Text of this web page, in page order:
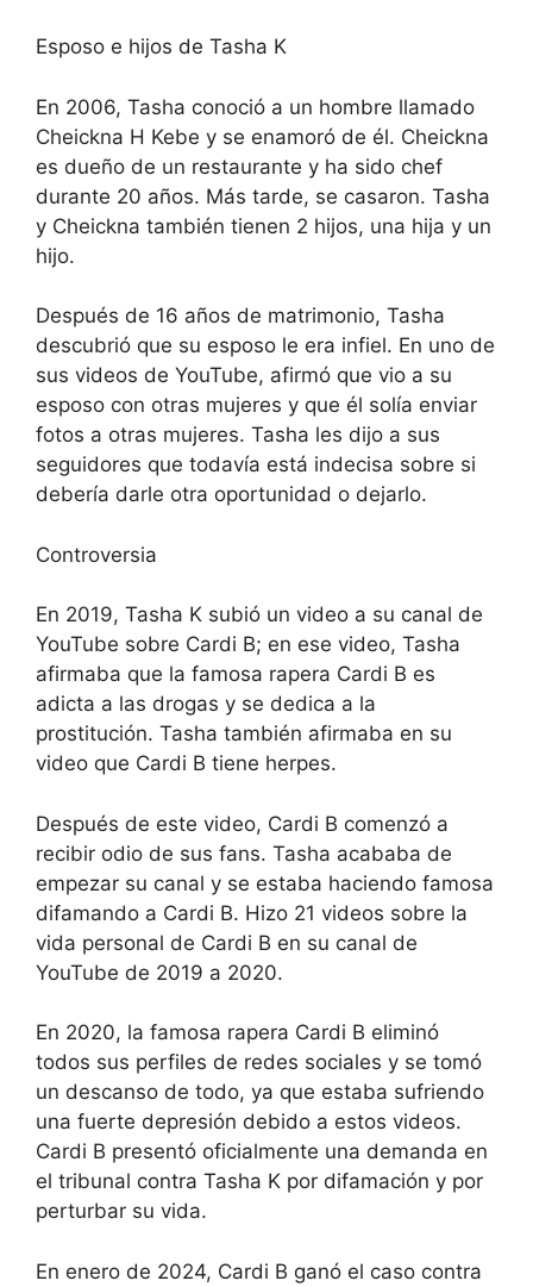
Esposo e hijos de Tasha K
En 2006, Tasha conoció a un hombre llamado
Cheickna H Kebe y se enamoró de él. Cheickna
es dueño de un restaurante y ha sido chef
durante 20 años. Más tarde, se casaron. Tasha
y Cheickna también tienen 2 hijos, una hija y un
hijo.
Después de 16 años de matrimonio, Tasha
descubrió que su esposo le era infiel. En uno de
sus videos de YouTube, afirmó que vio a su
esposo con otras mujeres y que él solía enviar
fotos a otras mujeres. Tasha les dijo a sus
seguidores que todavía está indecisa sobre si
debería darle otra oportunidad o dejarlo.
Controversia
En 2019, Tasha K subió un video a su canal de
YouTube sobre Cardi B; en ese video, Tasha
afirmaba que la famosa rapera Cardi B es
adicta a las drogas y se dedica a la
prostitución. Tasha también afirmaba en su
video que Cardi B tiene herpes.
Después de este video, Cardi B comenzó a
recibir odio de sus fans. Tasha acababa de
empezar su canal y se estaba haciendo famosa
difamando a Cardi B. Hizo 21 videos sobre la
vida personal de Cardi B en su canal de
YouTube de 2019 a 2020.
En 2020, la famosa rapera Cardi B eliminó
todos sus perfiles de redes sociales y se tomó
un descanso de todo, ya que estaba sufriendo
una fuerte depresión debido a estos videos.
Cardi B presentó oficialmente una demanda en
el tribunal contra Tasha K por difamación y por
perturbar su vida.
En enero de 2024, Cardi B ganó el caso contra